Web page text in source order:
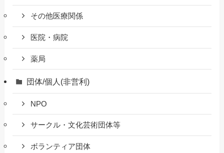
その他医療関係
医院・病院
薬局
団体/個人(非営利)
NPO
サークル・文化芸術団体等
ボランティア団体